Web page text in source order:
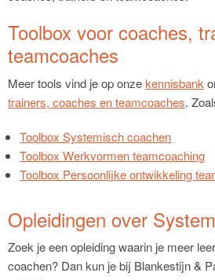
Toolbox voor coaches,
teamcoaches
Meer tools vind je op onzekennisbank
trainers, coaches en teamcoaches.
Toolbox Systemisch coachen
Toolbox Werkvormen teamcoaching
Toolbox Persoonlijke ontwikkeling
Opleidingen over
Zoek je een opleiding waarin je meer
coachen? Dan kun je bij Blankestijn &